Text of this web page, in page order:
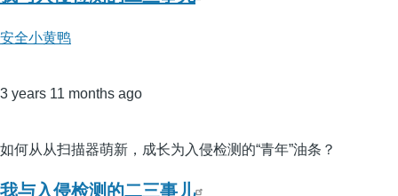
安全小黄鸭
3 years 11 months ago
如何从从扫描器萌新，成长为入侵检测的“青年”油条？
我与入侵检测的二三事儿